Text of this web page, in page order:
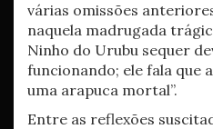
várias omissões
naquela madrugada
Ninho do Urubu sequer
funcionando; ele fala que
uma arapuca mortal”.
Entre as reflexões